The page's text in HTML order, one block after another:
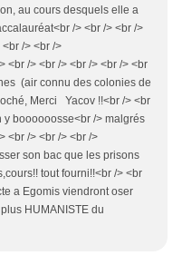
au cours desquels elle a
/> <br /> <br />
/> <br />
<br /> <br /> <br /> <br /> <br
(air connu des colonies de
Merci Yacov !!<br /> <br
y boooooosse<br /> malgrés
<br /> <br /> <br />
son bac que les prisons
tout fourni!!<br /> <br
a Egomis viendront oser
HUMANISTE du